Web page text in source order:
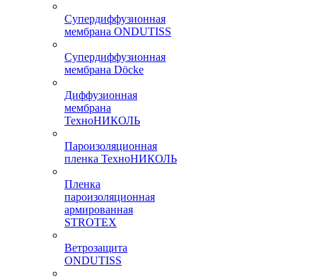
Супердиффузионная
мембрана ONDUTISS
Супердиффузионная
мембрана Döcke
Диффузионная
мембрана
ТехноНИКОЛЬ
Пароизоляционная
пленка ТехноНИКОЛЬ
Пленка
пароизоляционная
армированная
STROTEX
Ветрозащита
ONDUTISS